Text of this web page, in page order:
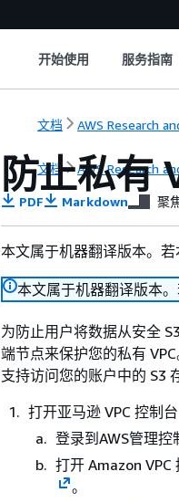
开始使用 服务指南
文档 AWS Research
文档 AWS Research
防止私有
PDF Markdown 聚
本文属于机器翻译版本。
本文属于机器翻译版本
为防止用户将数据从安全
端节点来保护您的私有
支持访问您的账户中的 S3
打开亚马逊 VPC 控制台
登录到AWS管理控
打开 Amazon VPC
。